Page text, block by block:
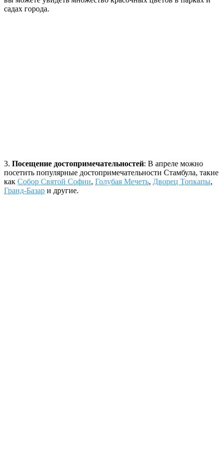
садах города.
3. Посещение достопримечательностей: В апреле можно
посетить популярные достопримечательности Стамбула, такие
как Собор Святой Софии, Голубая Мечеть, Дворец Топкапы,
Гранд-Базар и другие.